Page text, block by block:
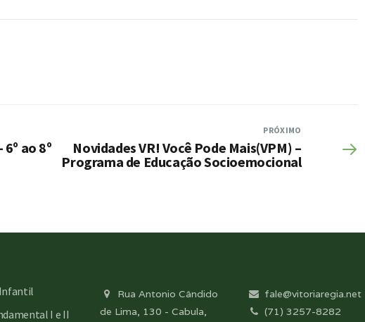
6º ao 8º
PRÓXIMO
Novidades VR! Você Pode Mais(VPM) –
Programa de Educação Socioemocional
I e II
Rua Antonio Cândido
de Lima, 130 - Cabula,
fale@vitoriaregia.net
(71) 3257-8282